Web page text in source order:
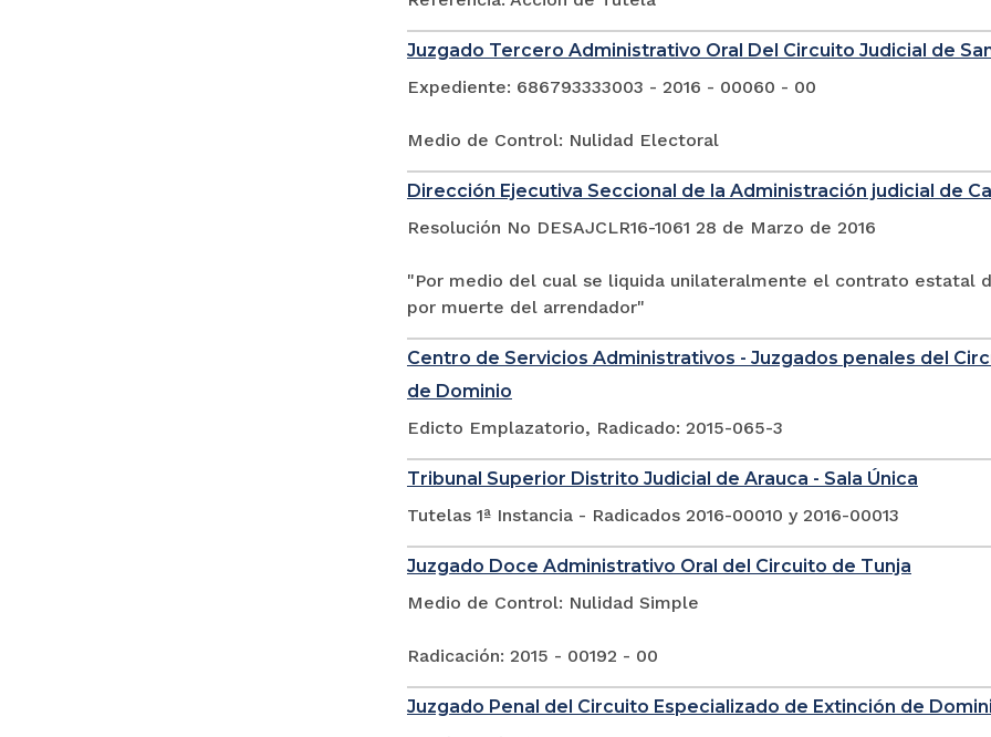
Juzgado Tercero Administrativo Oral Del Circuito Judicial de
Expediente: 686793333003 - 2016 - 00060 - 00
Medio de Control: Nulidad Electoral
Dirección Ejecutiva Seccional de la Administración judicial de
Resolución No DESAJCLR16-1061 28 de Marzo de 2016
"Por medio del cual se liquida unilateralmente el contrato estatal
por muerte del arrendador"
Centro de Servicios Administrativos - Juzgados penales del
de Dominio
Edicto Emplazatorio, Radicado: 2015-065-3
Tribunal Superior Distrito Judicial de Arauca - Sala Única
Tutelas 1ª Instancia - Radicados 2016-00010 y 2016-00013
Juzgado Doce Administrativo Oral del Circuito de Tunja
Medio de Control: Nulidad Simple
Radicación: 2015 - 00192 - 00
Juzgado Penal del Circuito Especializado de Extinción de